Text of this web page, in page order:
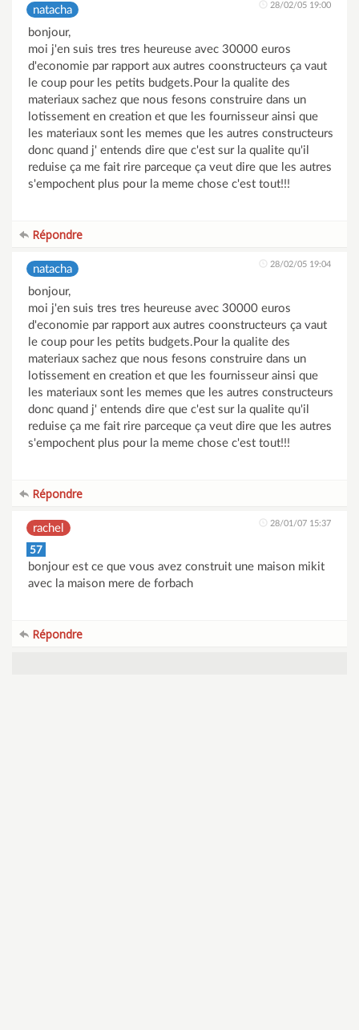
natacha 28/02/05 19:00
bonjour,
moi j'en suis tres tres heureuse avec 30000 euros
d'economie par rapport aux autres coonstructeurs ça vaut
le coup pour les petits budgets.Pour la qualite des
materiaux sachez que nous fesons construire dans un
lotissement en creation et que les fournisseur ainsi que
les materiaux sont les memes que les autres constructeurs
donc quand j' entends dire que c'est sur la qualite qu'il
reduise ça me fait rire parceque ça veut dire que les autres
s'empochent plus pour la meme chose c'est tout!!!
Répondre
natacha 28/02/05 19:04
bonjour,
moi j'en suis tres tres heureuse avec 30000 euros
d'economie par rapport aux autres coonstructeurs ça vaut
le coup pour les petits budgets.Pour la qualite des
materiaux sachez que nous fesons construire dans un
lotissement en creation et que les fournisseur ainsi que
les materiaux sont les memes que les autres constructeurs
donc quand j' entends dire que c'est sur la qualite qu'il
reduise ça me fait rire parceque ça veut dire que les autres
s'empochent plus pour la meme chose c'est tout!!!
Répondre
rachel 28/01/07 15:37
57
bonjour est ce que vous avez construit une maison mikit
avec la maison mere de forbach
Répondre